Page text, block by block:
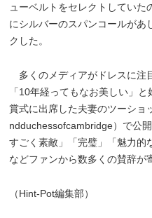
ューベルトをセレクトしてい
にシルバーのスパンコールがあ
クした。
多くのメディアがドレスに注
「10年経ってもなお美しい」
賞式に出席した夫妻のツーショ
ndduchessofcambridge）で公
すごく素敵」「完璧」「魅力的
などファンから数多くの賛辞が
（Hint-Pot編集部）